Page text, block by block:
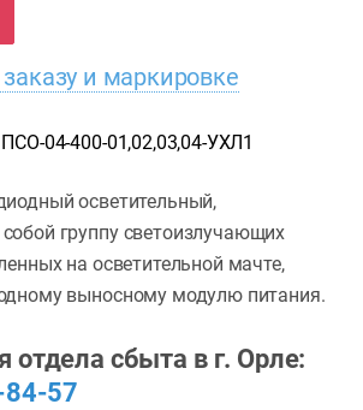
и маркировке
ПСО-04-400-01,02,03,04-УХЛ1
осветительный,
группу светоизлучающих
на осветительной мачте,
выносному модулю питания.
отдела сбыта в г. Орле:
84-57